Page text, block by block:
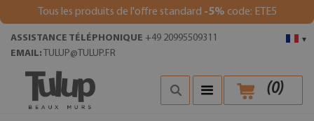
Tous les produits de l'offre standard -5% code: ETE5
▾
ASSISTANCE TÉLÉPHONIQUE +49 20995509311
EMAIL: TULUP@TULUP.FR
(0)